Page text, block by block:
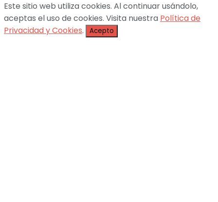
Este sitio web utiliza cookies. Al continuar usándolo,
aceptas el uso de cookies. Visita nuestra Política de
Privacidad y Cookies. Acepto